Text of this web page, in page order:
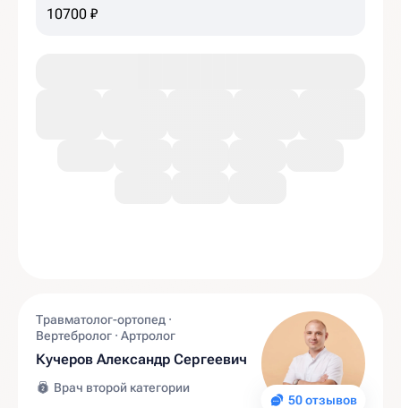
коленный, плечевой суставы)
10700 ₽
50 отзывов
Травматолог-ортопед ·
Вертебролог · Артролог
Кучеров Александр Сергеевич
Врач второй категории